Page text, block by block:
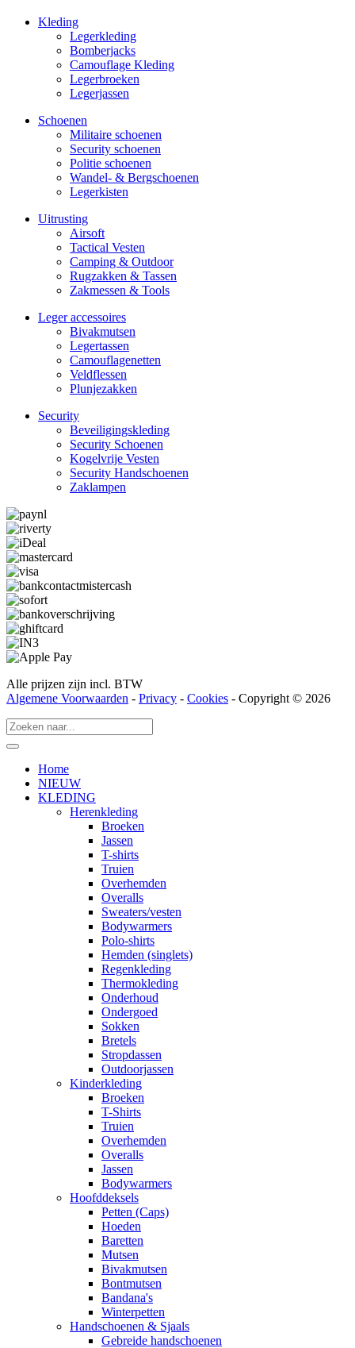
Kleding
Legerkleding
Bomberjacks
Camouflage Kleding
Legerbroeken
Legerjassen
Schoenen
Militaire schoe­nen
Security schoenen
Politie schoenen
Wandel- & Berg­­schoenen
Legerkisten
Uitrusting
Airsoft
Tactical Ves­ten
Camping & Outdoor
Rugzakken & Tassen
Zakmessen & Tools
Leger accessoires
Bivakmutsen
Legertassen
Camouflage­­netten
Veldflessen
Plunjezakken
Security
Beveiligings­­kleding
Security Schoenen
Kogelvrije Vesten
Security Hand­­schoenen
Zaklampen
Alle prijzen zijn incl. BTW
Algemene Voorwaarden - Privacy - Cookies - Copyright © 2026
Home
NIEUW
KLEDING
Herenkleding
Broeken
Jassen
T-shirts
Truien
Overhemden
Overalls
Sweaters/vesten
Bodywarmers
Polo-shirts
Hemden (singlets)
Regenkleding
Thermokleding
Onderhoud
Ondergoed
Sokken
Bretels
Stropdassen
Outdoorjassen
Kinderkleding
Broeken
T-Shirts
Truien
Overhemden
Overalls
Jassen
Bodywarmers
Hoofddeksels
Petten (Caps)
Hoeden
Baretten
Mutsen
Bivakmutsen
Bontmutsen
Bandana's
Winterpetten
Handschoenen & Sjaals
Gebreide handschoenen